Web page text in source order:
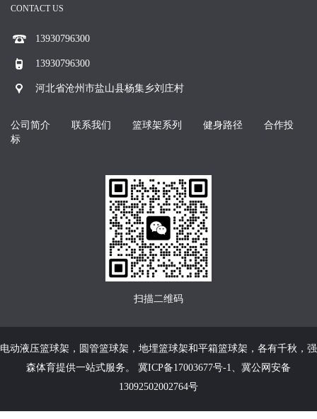
CONTACT US
13930796300
13930796300
河北省沧州市盐山县杨集乡刘庄村
公司简介 联系我们 篮球架系列 健身路径
合作投
标
扫描二维码
电动液压篮球架 ， 圆管篮球架 ， 地埋篮球架和平箱篮球架 ，各有千秋，强
森体育提供一站式服务。 冀ICP备17003677号-1
冀公网安备
13092502002764号